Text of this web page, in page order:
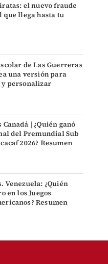
el nuevo fraude
que llega hasta tu
de Las Guerreras
una versión para
personalizar
Canadá | ¿Quién ganó
del Premundial Sub
2026? Resumen
Venezuela: ¿Quién
en los Juegos
Resumen